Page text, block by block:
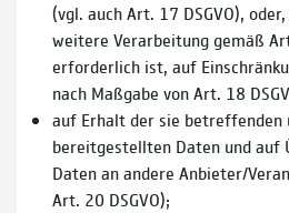
(vgl. auch Art. 17 DSGVO),
weitere Verarbeitung gemäß
erforderlich ist, auf
nach Maßgabe von Art. 18
auf Erhalt der sie betreffenden
bereitgestellten Daten und auf
Daten an andere Anbieter/
Art. 20 DSGVO);